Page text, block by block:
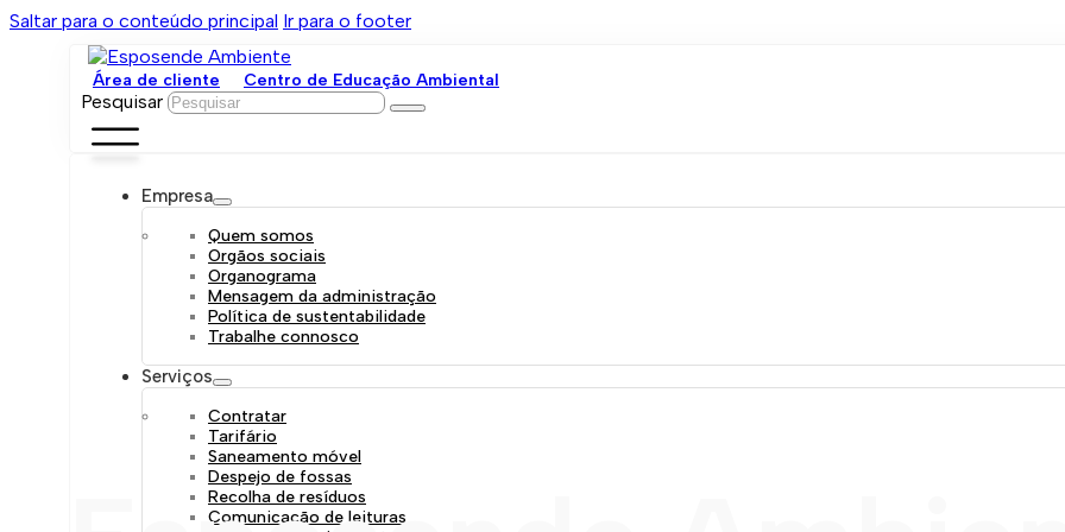
Saltar para o conteúdo principal Ir para o footer
Área de cliente Centro de Educação Ambiental
Pesquisar
Empresa
Quem somos
Orgãos sociais
Organograma
Mensagem da administração
Política de sustentabilidade
Trabalhe connosco
Serviços
Contratar
Tarifário
Saneamento móvel
Despejo de fossas
Recolha de resíduos
Comunicação de leituras